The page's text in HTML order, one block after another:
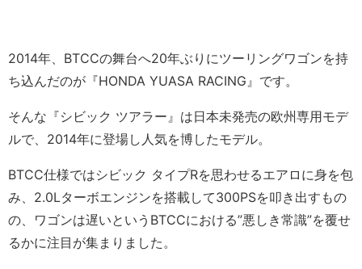
2014年、BTCCの舞台へ20年ぶりにツーリングワゴンを持
ち込んだのが『HONDA YUASA RACING』です。
そんな『シビック ツアラー』は日本未発売の欧州専用モデ
ルで、2014年に登場し人気を博したモデル。
BTCC仕様ではシビック タイプRを思わせるエアロに身を包
み、2.0Lターボエンジンを搭載して300PSを叩き出すもの
の、ワゴンは遅いというBTCCにおける”悪しき常識”を覆せ
るかに注目が集まりました。